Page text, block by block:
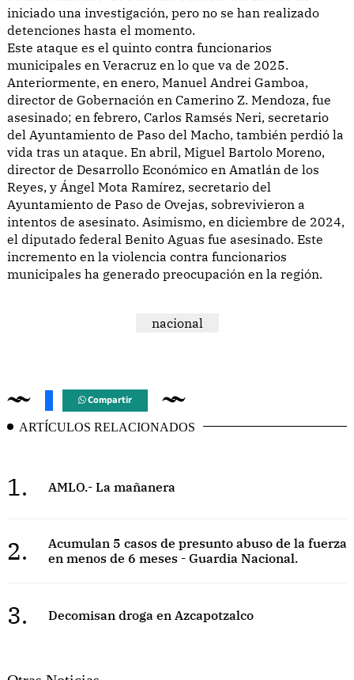
iniciado una investigación, pero no se han realizado
detenciones hasta el momento.
Este ataque es el quinto contra funcionarios
municipales en Veracruz en lo que va de 2025.
Anteriormente, en enero, Manuel Andrei Gamboa,
director de Gobernación en Camerino Z. Mendoza, fue
asesinado; en febrero, Carlos Ramsés Neri, secretario
del Ayuntamiento de Paso del Macho, también perdió la
vida tras un ataque. En abril, Miguel Bartolo Moreno,
director de Desarrollo Económico en Amatlán de los
Reyes, y Ángel Mota Ramírez, secretario del
Ayuntamiento de Paso de Ovejas, sobrevivieron a
intentos de asesinato. Asimismo, en diciembre de 2024,
el diputado federal Benito Aguas fue asesinado. Este
incremento en la violencia contra funcionarios
municipales ha generado preocupación en la región.
nacional
Compartir
ARTÍCULOS RELACIONADOS
1. AMLO.- La mañanera
2.
Acumulan 5 casos de presunto abuso de la fuerza
en menos de 6 meses - Guardia Nacional.
3. Decomisan droga en Azcapotzalco